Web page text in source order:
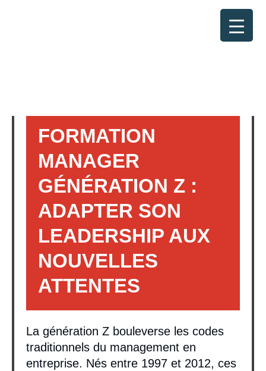
FORMATION
MANAGER
GÉNÉRATION Z :
ADAPTER SON
LEADERSHIP AUX
NOUVELLES
ATTENTES
La génération Z bouleverse les codes
traditionnels du management en
entreprise. Nés entre 1997 et 2012, ces